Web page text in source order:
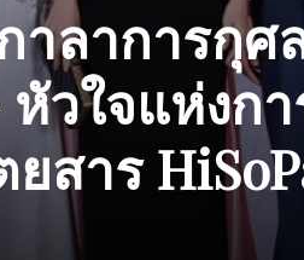
าลาการกุศ
หัวใจแห่งก
สาร